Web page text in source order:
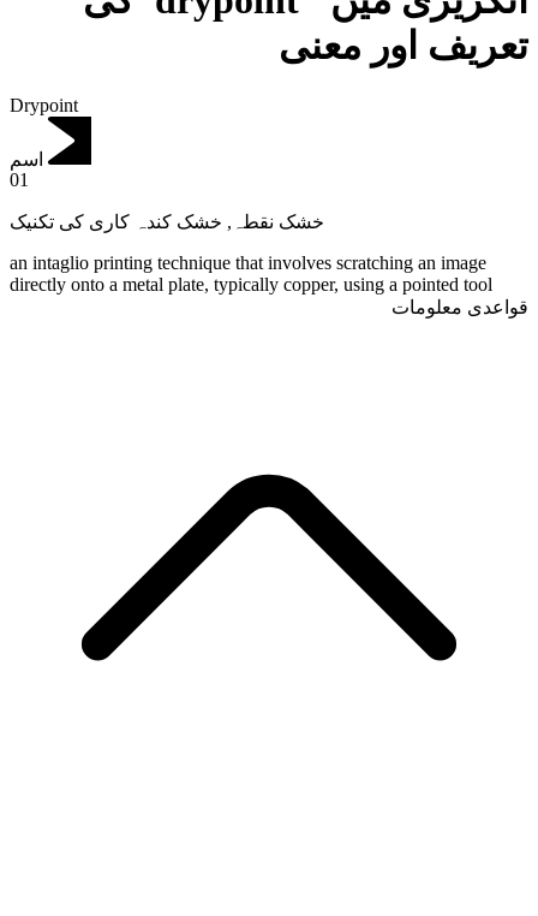
تعریف اور معنی
Drypoint
اسم
01
خشک نقطہ , خشک کندہ کاری کی تکنیک
an intaglio printing technique that involves scratching an image
directly onto a metal plate, typically copper, using a pointed tool
قواعدی معلومات